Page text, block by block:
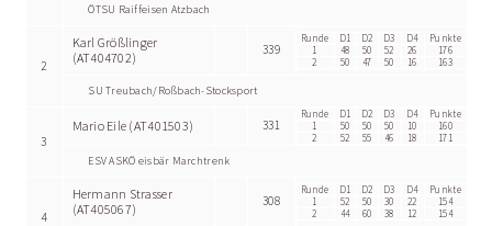
ÖTSU Raiffeisen Atzbach
2
Karl Größlinger
(AT404702)
339
Runde D1 D2 D3 D4
Punkte
1
48 50 52 26
176
2
50 47 50 16 163
SU Treubach/Roßbach-Stocksport
3
Mario Eile (AT401503) 331
Runde D1 D2 D3 D4
Punkte
1
50 50 50 10
160
2
52 55 46 18
171
ESV ASKÖ eisbär Marchtrenk
4
Hermann Strasser
(AT405067)
308
Runde D1 D2 D3 D4
Punkte
1
52 50 30 22
154
2
44 60 38 12 154